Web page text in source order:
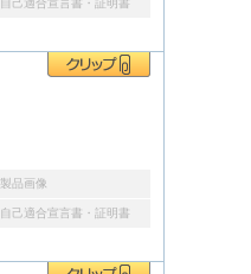
自己適合宣言書・証明書
製品画像
自己適合宣言書・証明書